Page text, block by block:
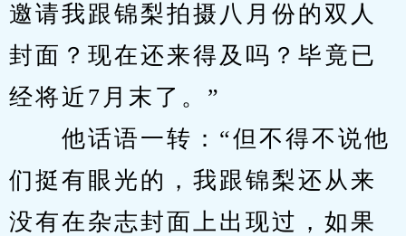
邀请我跟锦梨拍摄八月份的双人
封面？现在还来得及吗？毕竟已
经将近7月末了。”
他话语一转：“但不得不说他
们挺有眼光的，我跟锦梨还从来
没有在杂志封面上出现过，如果